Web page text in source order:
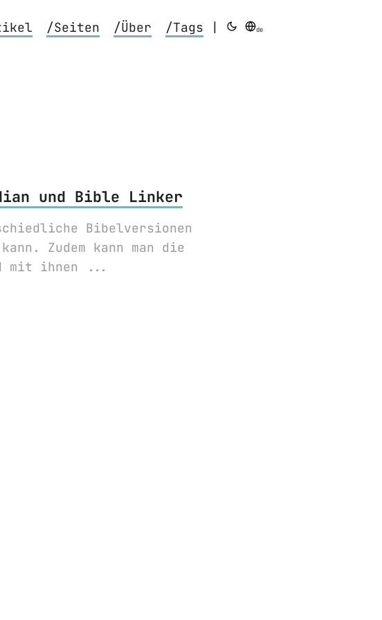
/Seiten /Über /Tags de
und Bible Linker
Bibelversionen
Zudem kann man die
mit ihnen ...